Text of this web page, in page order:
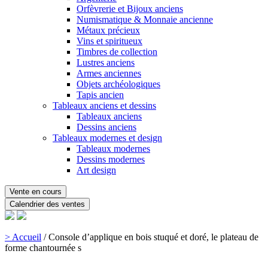
Orfèvrerie et Bijoux anciens
Numismatique & Monnaie ancienne
Métaux précieux
Vins et spiritueux
Timbres de collection
Lustres anciens
Armes anciennes
Objets archéologiques
Tapis ancien
Tableaux anciens et dessins
Tableaux anciens
Dessins anciens
Tableaux modernes et design
Tableaux modernes
Dessins modernes
Art design
Vente en cours
Calendrier des ventes
> Accueil /Console d’applique en bois stuqué et doré, le plateau de
forme chantournée s